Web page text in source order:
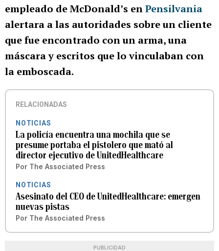
empleado de McDonald’s enPensilvania
alertara a las autoridades sobre un cliente
que fue encontrado con un arma, una
máscara y escritos que lo vinculaban con
la emboscada.
RELACIONADAS
NOTICIAS
La policía encuentra una mochila que se
presume portaba el pistolero que mató al
director ejecutivo de UnitedHealthcare
Por The Associated Press
NOTICIAS
Asesinato del CEO de UnitedHealthcare: emergen
nuevas pistas
Por The Associated Press
PUBLICIDAD